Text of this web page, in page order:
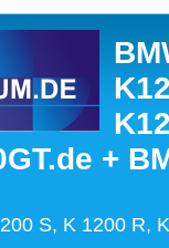
+
S, K 1200 R,